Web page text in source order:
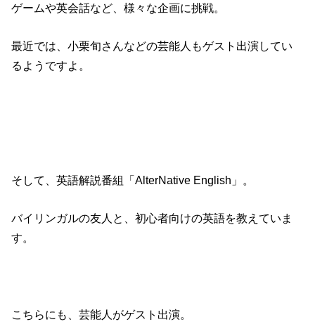
ゲームや英会話など、様々な企画に挑戦。
最近では、小栗旬さんなどの芸能人もゲスト出演してい
るようですよ。
そして、英語解説番組「AlterNative English」。
バイリンガルの友人と、初心者向けの英語を教えていま
す。
こちらにも、芸能人がゲスト出演。